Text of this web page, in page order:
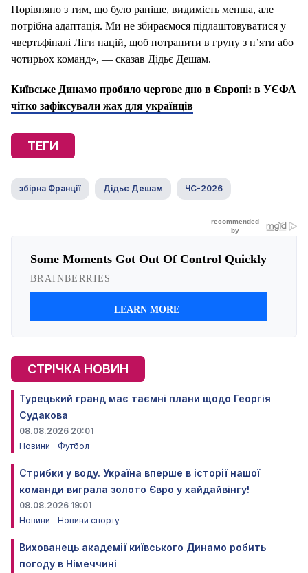
Порівняно з тим, що було раніше, видимість менша, але
потрібна адаптація. Ми не збираємося підлаштовуватися у
чвертьфіналі Ліги націй, щоб потрапити в групу з п’яти або
чотирьох команд», — сказав Дідьє Дешам.
Київське Динамо пробило чергове дно в Європі: в УЄФА
чітко зафіксували жах для українців
ТЕГИ
збірна Франції Дідьє Дешам ЧС-2026
СТРІЧКА НОВИН
Турецький гранд має таємні плани щодо Георгія
Судакова
08.08.2026 20:01
Новини
Футбол
Стрибки у воду. Україна вперше в історії нашої
команди виграла золото Євро у хайдайвінгу!
08.08.2026 19:01
Новини
Новини спорту
Вихованець академії київського Динамо робить
погоду в Німеччині